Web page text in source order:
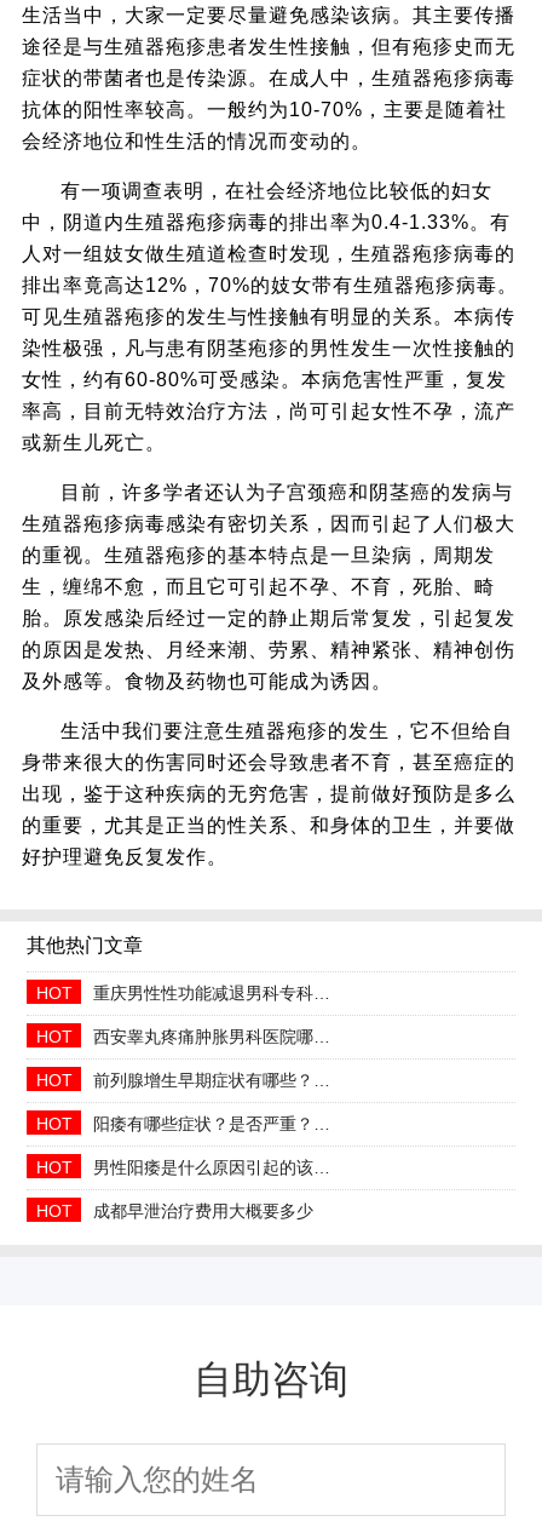
生活当中，大家一定要尽量避免感染该病。其主要传播
途径是与生殖器疱疹患者发生性接触，但有疱疹史而无
症状的带菌者也是传染源。在成人中，生殖器疱疹病毒
抗体的阳性率较高。一般约为10-70%，主要是随着社
会经济地位和性生活的情况而变动的。
有一项调查表明，在社会经济地位比较低的妇女
中，阴道内生殖器疱疹病毒的排出率为0.4-1.33%。有
人对一组妓女做生殖道检查时发现，生殖器疱疹病毒的
排出率竟高达12%，70%的妓女带有生殖器疱疹病毒。
可见生殖器疱疹的发生与性接触有明显的关系。本病传
染性极强，凡与患有阴茎疱疹的男性发生一次性接触的
女性，约有60-80%可受感染。本病危害性严重，复发
率高，目前无特效治疗方法，尚可引起女性不孕，流产
或新生儿死亡。
目前，许多学者还认为子宫颈癌和阴茎癌的发病与
生殖器疱疹病毒感染有密切关系，因而引起了人们极大
的重视。生殖器疱疹的基本特点是一旦染病，周期发
生，缠绵不愈，而且它可引起不孕、不育，死胎、畸
胎。原发感染后经过一定的静止期后常复发，引起复发
的原因是发热、月经来潮、劳累、精神紧张、精神创伤
及外感等。食物及药物也可能成为诱因。
生活中我们要注意生殖器疱疹的发生，它不但给自
身带来很大的伤害同时还会导致患者不育，甚至癌症的
出现，鉴于这种疾病的无穷危害，提前做好预防是多么
的重要，尤其是正当的性关系、和身体的卫生，并要做
好护理避免反复发作。
其他热门文章
HOT 重庆男性性功能减退男科专科2026年中医调理哪家好
HOT 西安睾丸疼痛肿胀男科医院哪家正规收费合理透明
HOT 前列腺增生早期症状有哪些？2026治疗方法与日常预防指南
HOT 阳痿有哪些症状？是否严重？会自己好吗
HOT 男性阳痿是什么原因引起的该如何治疗
HOT 成都早泄治疗费用大概要多少
自助咨询